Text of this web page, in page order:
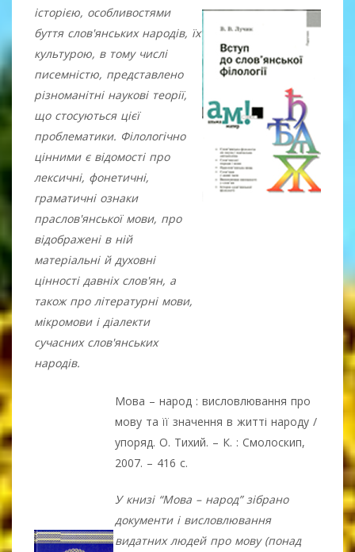
історією, особливостями
буття слов'янських народів, їх
культурою, в тому числі
писемністю, представлено
різноманітні наукові теорії,
що стосуються цієї
проблематики. Філологічно
цінни­ми є відомості про
лексичні, фонетичні,
граматичні ознаки
праслов'янської мови, про
відображені в ній
матеріальні й духовні
цінності давніх слов'ян, а
також про літературні мови,
мікромови і діалекти
сучасних слов'янських
народів.
Мова – народ : висловлювання про
мову та її значення в житті народу /
упоряд. О. Тихий. – К. : Смолоскип,
2007. – 416 с.
У книзі “Мова – народ” зібрано
документи і висловлювання
видатних людей про мову (понад